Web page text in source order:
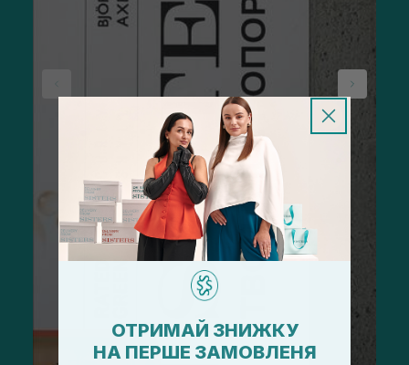
ОТРИМАЙ ЗНИЖКУ
НА ПЕРШЕ ЗАМОВЛЕНЯ